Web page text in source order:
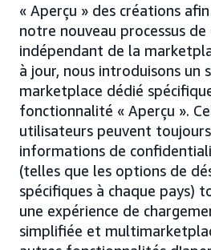
« Aperçu » des créations
notre nouveau processus
indépendant de la
à jour, nous introduisons un
marketplace dédié
fonctionnalité « Aperçu ».
utilisateurs peuvent
informations de
(telles que les options de
spécifiques à chaque pays)
une expérience de
simplifiée et